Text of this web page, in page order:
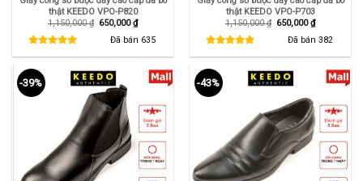
thật KEEDO VPO-P820
1,150,000₫ Giá
1,150,000 ₫.
650,000₫Giá
hiện
tại
là:
650,000 ₫.
Đã bán 635
thật KEEDO VPO-P703
1,150,000₫ Giá
1,150,000 ₫.
650,000₫Giá
hiện
tại
là:
650,000 ₫.
Đã bán 382
-39% -43%